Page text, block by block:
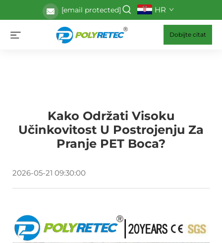
[email protected] HR
Dobijte citat
Kako Održati Visoku
Učinkovitost U Postrojenju Za
Pranje PET Boca?
2026-05-21 09:30:00